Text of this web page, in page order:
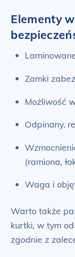
Elementy
Zamki
Możliwość
Odpinany,
(ramiona,
Waga i
Warto także
kurtki, w tym
zgodnie z